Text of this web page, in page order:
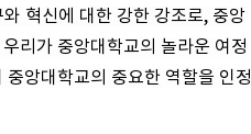
혁신에 대한 강한 강조로, 중앙
리가 중앙대학교의 놀라운 여정
앙대학교의 중요한 역할을 인정